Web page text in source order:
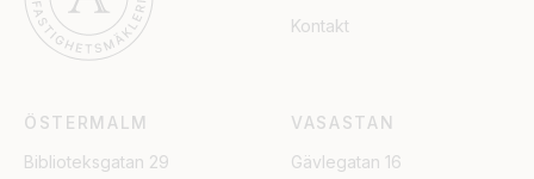
Kontakt
ÖSTERMALM
Biblioteksgatan 29
VASASTAN
Gävlegatan 16